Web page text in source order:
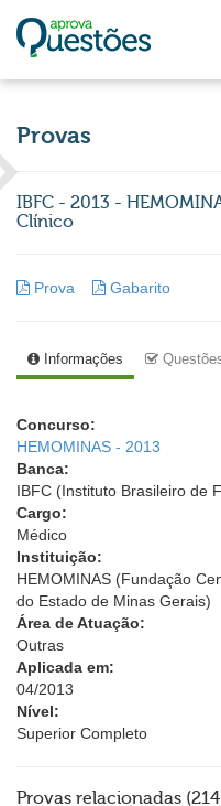
Provas
IBFC - 2013 -
Clínico
Prova Gabarito
Informações
Concurso:
HEMOMINAS - 2013
Banca:
IBFC (Instituto Brasileiro de
Cargo:
Médico
Instituição:
HEMOMINAS (Fundação
do Estado de Minas Gerais)
Área de Atuação:
Outras
Aplicada em:
04/2013
Nível:
Superior Completo
Provas relacionadas